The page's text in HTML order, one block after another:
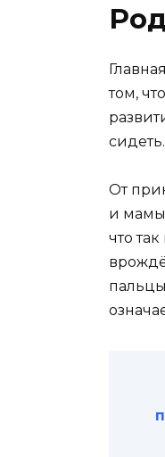
том,
сидеть.
От
и мамы
что